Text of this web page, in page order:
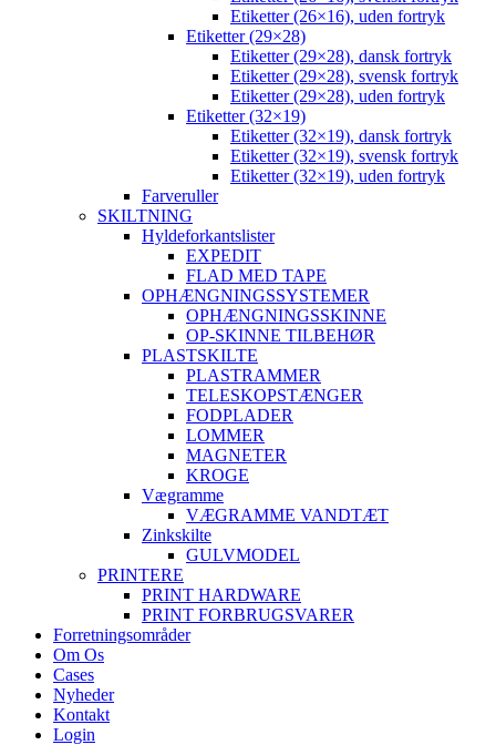
Etiketter (26×16), uden fortryk
Etiketter (29×28)
Etiketter (29×28), dansk fortryk
Etiketter (29×28), svensk fortryk
Etiketter (29×28), uden fortryk
Etiketter (32×19)
Etiketter (32×19), dansk fortryk
Etiketter (32×19), svensk fortryk
Etiketter (32×19), uden fortryk
Farveruller
SKILTNING
Hyldeforkantslister
EXPEDIT
FLAD MED TAPE
OPHÆNGNINGSSYSTEMER
OPHÆNGNINGSSKINNE
OP-SKINNE TILBEHØR
PLASTSKILTE
PLASTRAMMER
TELESKOPSTÆNGER
FODPLADER
LOMMER
MAGNETER
KROGE
Vægramme
VÆGRAMME VANDTÆT
Zinkskilte
GULVMODEL
PRINTERE
PRINT HARDWARE
PRINT FORBRUGSVARER
Forretningsområder
Om Os
Cases
Nyheder
Kontakt
Login